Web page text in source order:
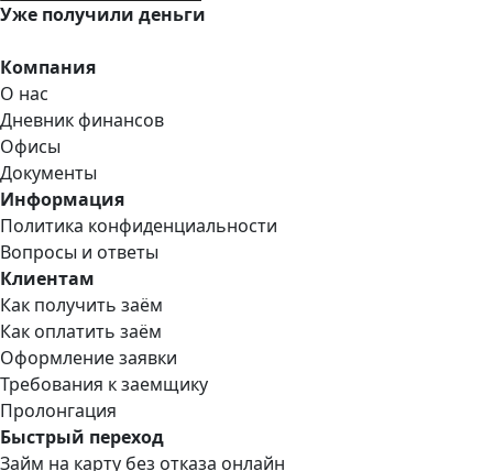
Уже получили деньги
Компания
О нас
Дневник финансов
Офисы
Документы
Информация
Политика конфиденциальности
Вопросы и ответы
Клиентам
Как получить заём
Как оплатить заём
Оформление заявки
Требования к заемщику
Пролонгация
Быстрый переход
Займ на карту без отказа онлайн